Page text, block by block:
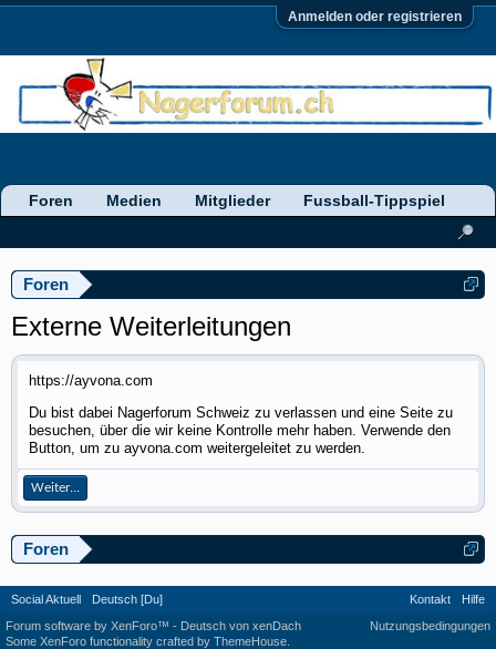
Anmelden oder registrieren
Foren
Externe Weiterleitungen
https://ayvona.com
Du bist dabei Nagerforum Schweiz zu verlassen und eine Seite zu
besuchen, über die wir keine Kontrolle mehr haben. Verwende den
Button, um zu ayvona.com weitergeleitet zu werden.
Weiter...
Foren
Foren Medien Mitglieder Fussball-Tippspiel
Social Aktuell Deutsch [Du] Kontakt
Hilfe
Nutzungsbedingungen
Forum software by XenForo™ - Deutsch von xenDach
Some XenForo functionality crafted by ThemeHouse